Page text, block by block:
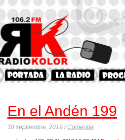
En el Andén 199
10 septiembre, 2019 /Comentar